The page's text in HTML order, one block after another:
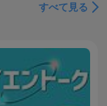
すべて見る